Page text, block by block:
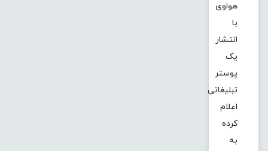
هواوی
با
انتشار
یک
پوستر
تبلیغاتی
اعلام
کرده
به